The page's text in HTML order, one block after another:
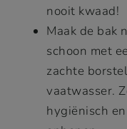
nooit kwaad!
Maak de bak
schoon met
zachte
vaatwasser.
hygiënisch